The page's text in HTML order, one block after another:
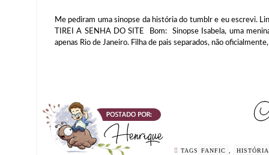
Me pediram uma sinopse da história do tumblr e eu escrevi.
TIREI A SENHA DO SITE Bom: Sinopse Isabela, uma
apenas Rio de Janeiro. Filha de pais separados, não
TAGS FANFIC , HISTÓRIA